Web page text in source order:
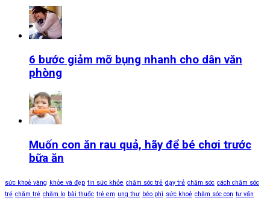
6 bước giảm mỡ bụng nhanh cho dân văn
phòng
Muốn con ăn rau quả, hãy để bé chơi trước
bữa ăn
sức khoẻ vàng khỏe và đẹp tin sức khỏe chăm sóc trẻ dạy trẻ chăm sóc cách chăm sóc
trẻ chăm trẻ chăm lo bài thuốc trẻ em ung thư béo phì sức khoẻ chăm sóc con tư vấn